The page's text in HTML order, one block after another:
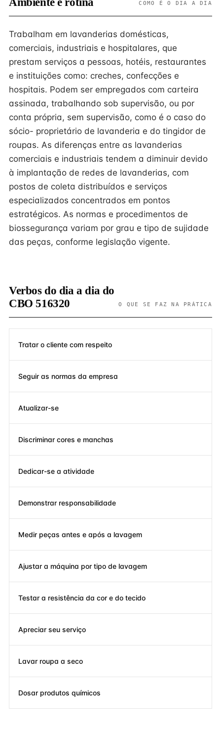
COMO É O DIA A DIA
Trabalham em lavanderias domésticas,
comerciais, industriais e hospitalares, que
prestam serviços a pessoas, hotéis, restaurantes
e instituições como: creches, confecções e
hospitais. Podem ser empregados com carteira
assinada, trabalhando sob supervisão, ou por
conta própria, sem supervisão, como é o caso do
sócio- proprietário de lavanderia e do tingidor de
roupas. As diferenças entre as lavanderias
comerciais e industriais tendem a diminuir devido
à implantação de redes de lavanderias, com
postos de coleta distribuídos e serviços
especializados concentrados em pontos
estratégicos. As normas e procedimentos de
biossegurança variam por grau e tipo de sujidade
das peças, conforme legislação vigente.
Verbos do dia a dia do
CBO 516320
O QUE SE FAZ NA PRÁTICA
Tratar o cliente com respeito
Seguir as normas da empresa
Atualizar-se
Discriminar cores e manchas
Dedicar-se a atividade
Demonstrar responsabilidade
Medir peças antes e após a lavagem
Ajustar a máquina por tipo de lavagem
Testar a resistência da cor e do tecido
Apreciar seu serviço
Lavar roupa a seco
Dosar produtos químicos